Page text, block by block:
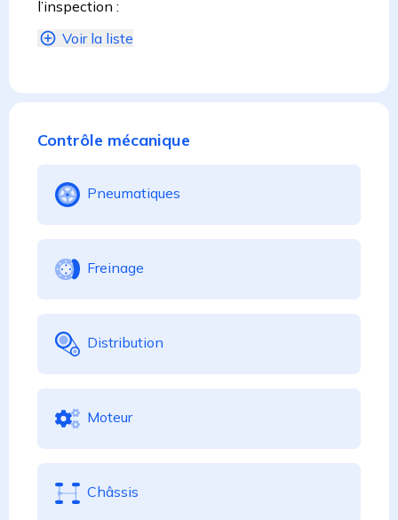
l’inspection :
Voir la liste
Contrôle mécanique
Pneumatiques
Freinage
Distribution
Moteur
Châssis